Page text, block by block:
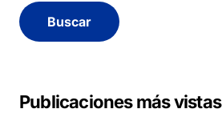
c
a
Publicaciones más vistas